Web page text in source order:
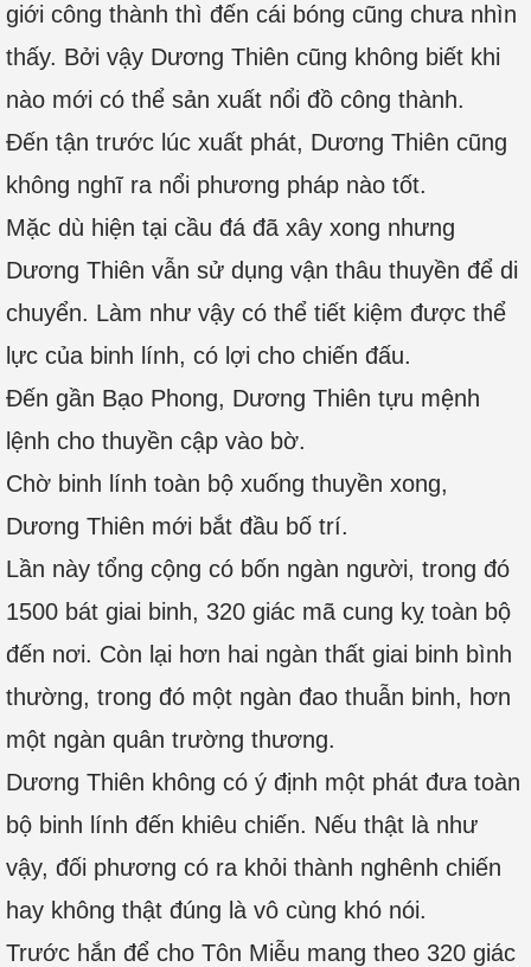
giới công thành thì đến cái bóng cũng chưa nhìn
thấy. Bởi vậy Dương Thiên cũng không biết khi
nào mới có thể sản xuất nổi đồ công thành.
Đến tận trước lúc xuất phát, Dương Thiên cũng
không nghĩ ra nổi phương pháp nào tốt.
Mặc dù hiện tại cầu đá đã xây xong nhưng
Dương Thiên vẫn sử dụng vận thâu thuyền để di
chuyển. Làm như vậy có thể tiết kiệm được thể
lực của binh lính, có lợi cho chiến đấu.
Đến gần Bạo Phong, Dương Thiên tựu mệnh
lệnh cho thuyền cập vào bờ.
Chờ binh lính toàn bộ xuống thuyền xong,
Dương Thiên mới bắt đầu bố trí.
Lần này tổng cộng có bốn ngàn người, trong đó
1500 bát giai binh, 320 giác mã cung kỵ toàn bộ
đến nơi. Còn lại hơn hai ngàn thất giai binh bình
thường, trong đó một ngàn đao thuẫn binh, hơn
một ngàn quân trường thương.
Dương Thiên không có ý định một phát đưa toàn
bộ binh lính đến khiêu chiến. Nếu thật là như
vậy, đối phương có ra khỏi thành nghênh chiến
hay không thật đúng là vô cùng khó nói.
Trước hắn để cho Tôn Miễu mang theo 320 giác